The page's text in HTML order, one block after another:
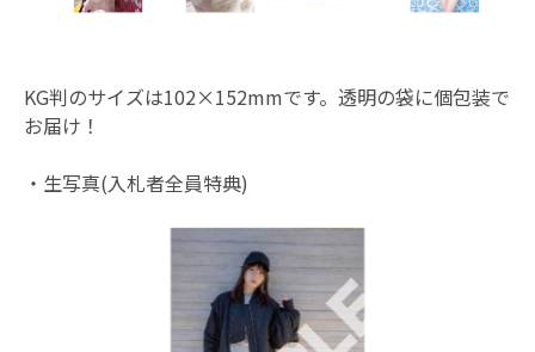
KG判のサイズは102×152mmです。透明の袋に個包装で
お届け！
・生写真(入札者全員特典)